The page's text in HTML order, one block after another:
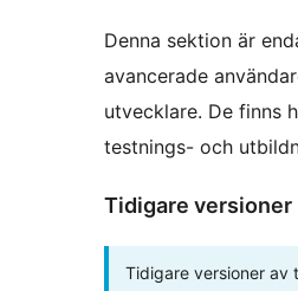
Denna sektion är
avancerade
utvecklare. De finns
testnings- och
Tidigare versioner
Tidigare versioner av